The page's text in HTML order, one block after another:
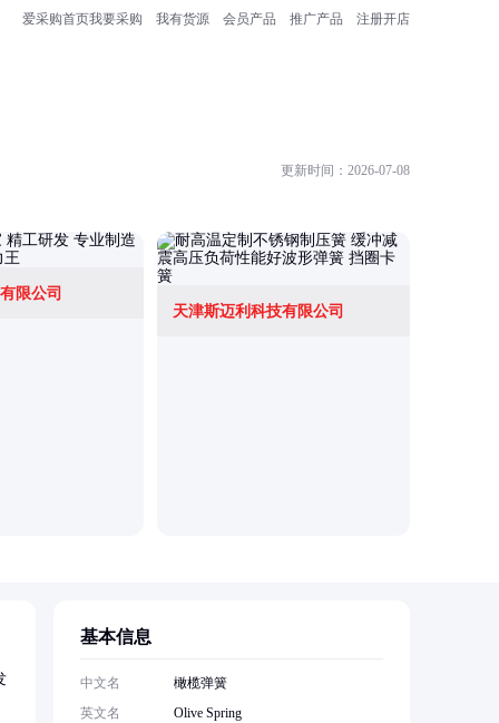
爱采购首页我要采购 我有货源 会员产品 推广产品 注册开店
更新时间：2026-07-08
限公司
天津斯迈利科技有限公司
基本信息
中文名
橄榄弹簧
英文名
Olive Spring